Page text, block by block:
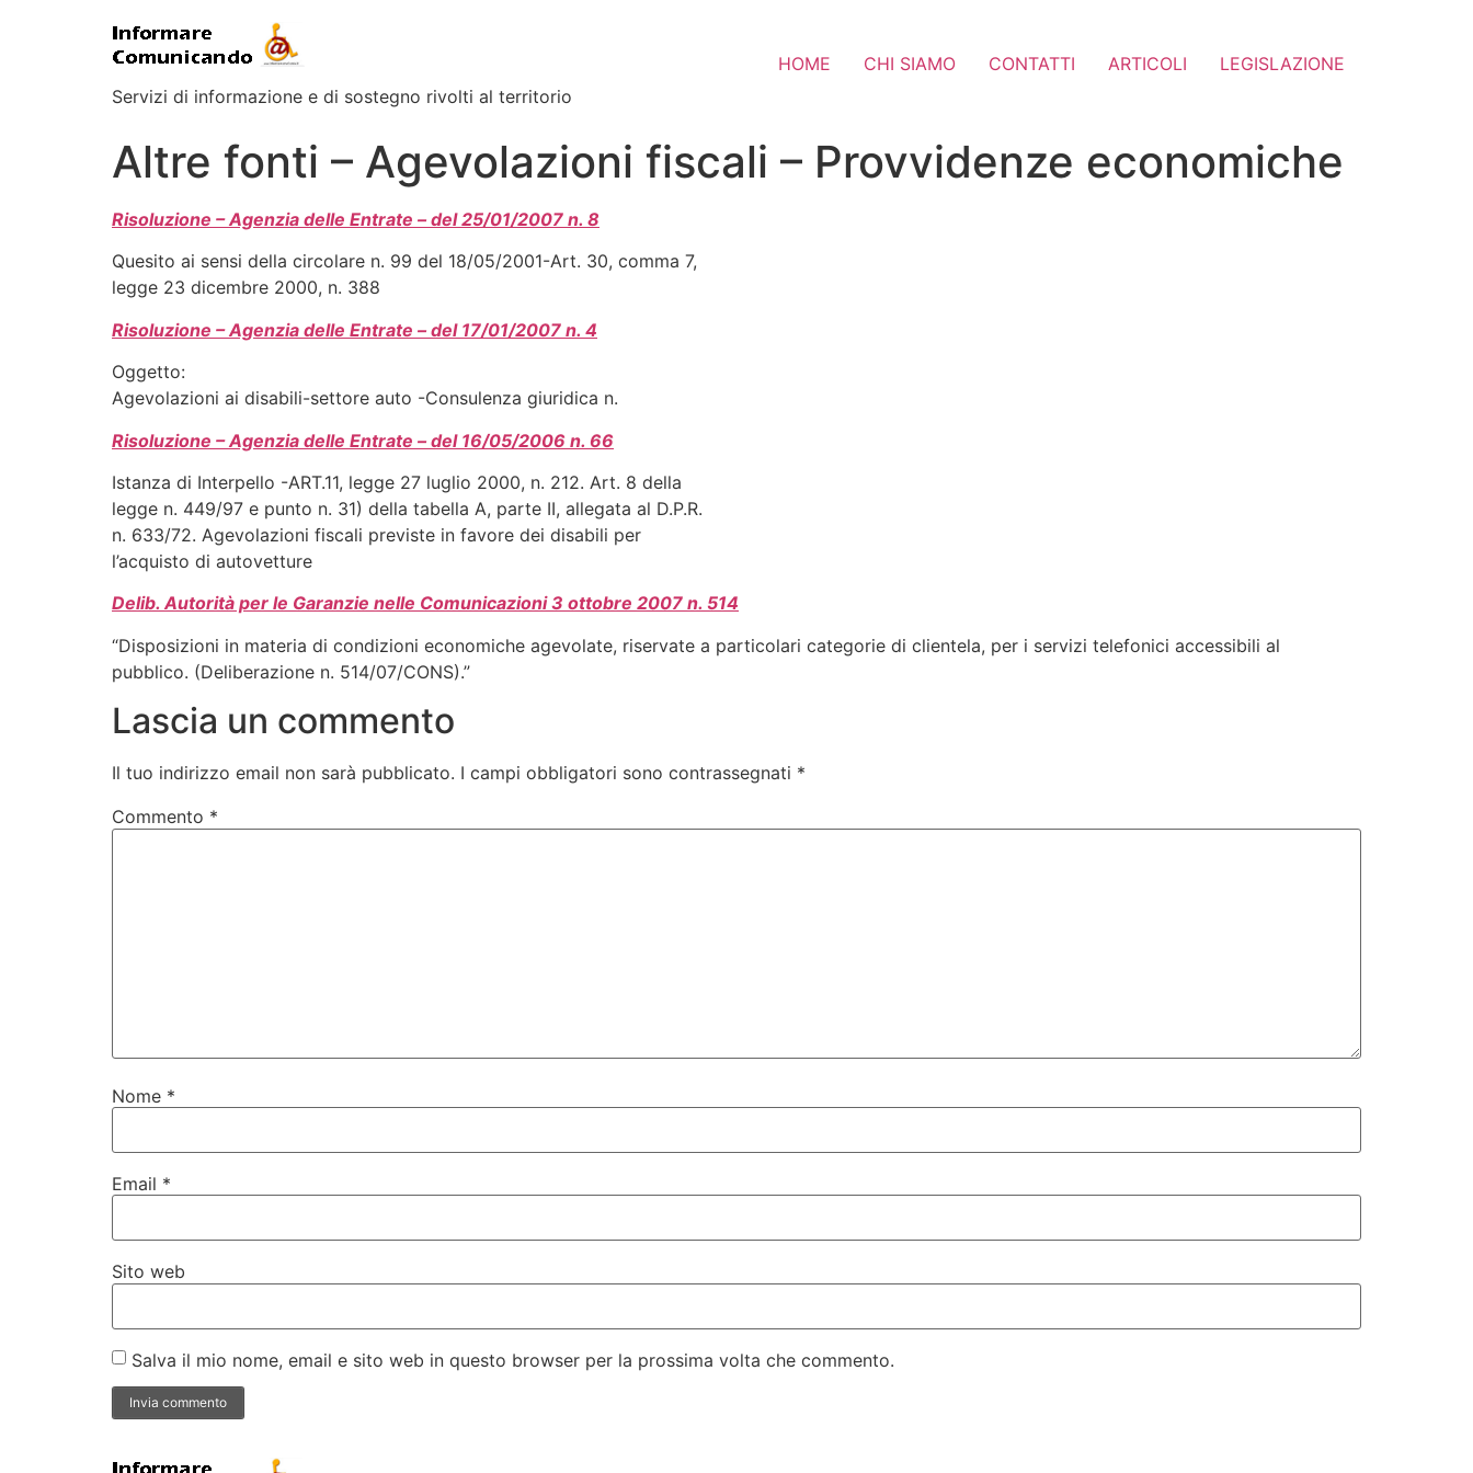
Servizi di informazione e di sostegno rivolti al territorio
HOME CHI SIAMO CONTATTI ARTICOLI LEGISLAZIONE
Altre fonti – Agevolazioni fiscali – Provvidenze economiche
Risoluzione – Agenzia delle Entrate – del 25/01/2007 n. 8
Quesito ai sensi della circolare n. 99 del 18/05/2001-Art. 30, comma 7,
legge 23 dicembre 2000, n. 388
Risoluzione – Agenzia delle Entrate – del 17/01/2007 n. 4
Oggetto:
Agevolazioni ai disabili-settore auto -Consulenza giuridica n.
Risoluzione – Agenzia delle Entrate – del 16/05/2006 n. 66
Istanza di Interpello -ART.11, legge 27 luglio 2000, n. 212. Art. 8 della
legge n. 449/97 e punto n. 31) della tabella A, parte II, allegata al D.P.R.
n. 633/72. Agevolazioni fiscali previste in favore dei disabili per
l’acquisto di autovetture
Delib. Autorità per le Garanzie nelle Comunicazioni 3 ottobre 2007 n. 514
“Disposizioni in materia di condizioni economiche agevolate, riservate a particolari categorie di clientela, per i servizi telefonici accessibili al
pubblico. (Deliberazione n. 514/07/CONS).”
Lascia un commento
Il tuo indirizzo email non sarà pubblicato. I campi obbligatori sono contrassegnati *
Commento *
Nome *
Email *
Sito web
Salva il mio nome, email e sito web in questo browser per la prossima volta che commento.